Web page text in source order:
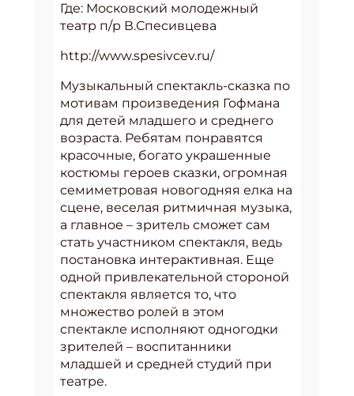
Где: Московский молодежный
театр п/р В.Спесивцева
http://www.spesivcev.ru/
Музыкальный спектакль-сказка по
мотивам произведения Гофмана
для детей младшего и среднего
возраста. Ребятам понравятся
красочные, богато украшенные
костюмы героев сказки, огромная
семиметровая новогодняя елка на
сцене, веселая ритмичная музыка,
а главное – зритель сможет сам
стать участником спектакля, ведь
постановка интерактивная. Еще
одной привлекательной стороной
спектакля является то, что
множество ролей в этом
спектакле исполняют одногодки
зрителей – воспитанники
младшей и средней студий при
театре.